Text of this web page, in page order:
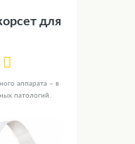
для
аппарата – в
патологий.